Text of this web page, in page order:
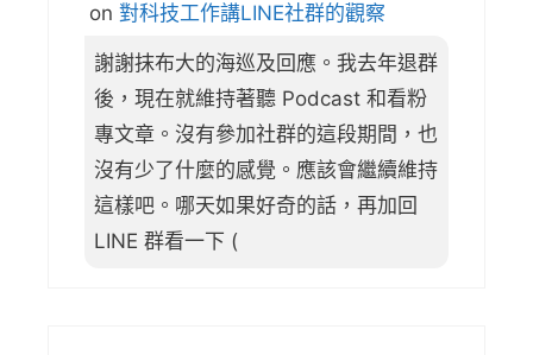
on 對科技工作講LINE社群的觀察
謝謝抹布大的海巡及回應。我去年退群
後，現在就維持著聽 Podcast 和看粉
專文章。沒有參加社群的這段期間，也
沒有少了什麼的感覺。應該會繼續維持
這樣吧。哪天如果好奇的話，再加回
LINE 群看一下 (